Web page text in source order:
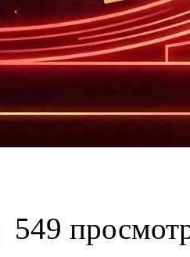
о Опыт Хакасии доказывает:
549